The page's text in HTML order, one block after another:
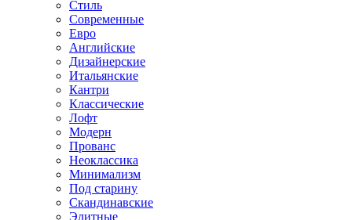
Стиль
Современные
Евро
Английские
Дизайнерские
Итальянские
Кантри
Классические
Лофт
Модерн
Прованс
Неоклассика
Минимализм
Под старину
Скандинавские
Элитные